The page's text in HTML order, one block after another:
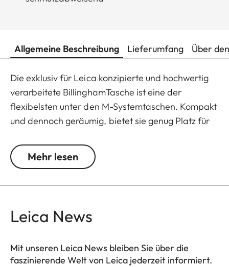
Allgemeine Beschreibung Lieferumfang Über
Die exklusiv für Leica konzipierte und hochwertig
verarbeitete BillinghamTasche ist eine der
flexibelsten unter den M-Systemtaschen. Kompakt
und dennoch geräumig, bietet sie genug Platz für
M-Gehäuse und drei Objektive. Selbst große
Objektive und ein Handgriff M sind gut und sicher
und schmutzabweisend und genügt höchsten
Mehr lesen
Leica News
Mit unseren Leica News bleiben Sie über die
faszinierende Welt von Leica jederzeit informiert.